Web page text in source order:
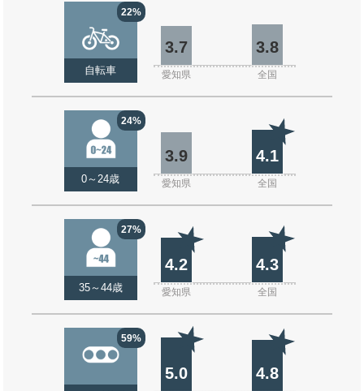
22%
自転車
3.7 3.8
愛知県 全国
24%
0～24歳
3.9 4.1
愛知県 全国
27%
35～44歳
4.2 4.3
愛知県 全国
59%
5.0 4.8